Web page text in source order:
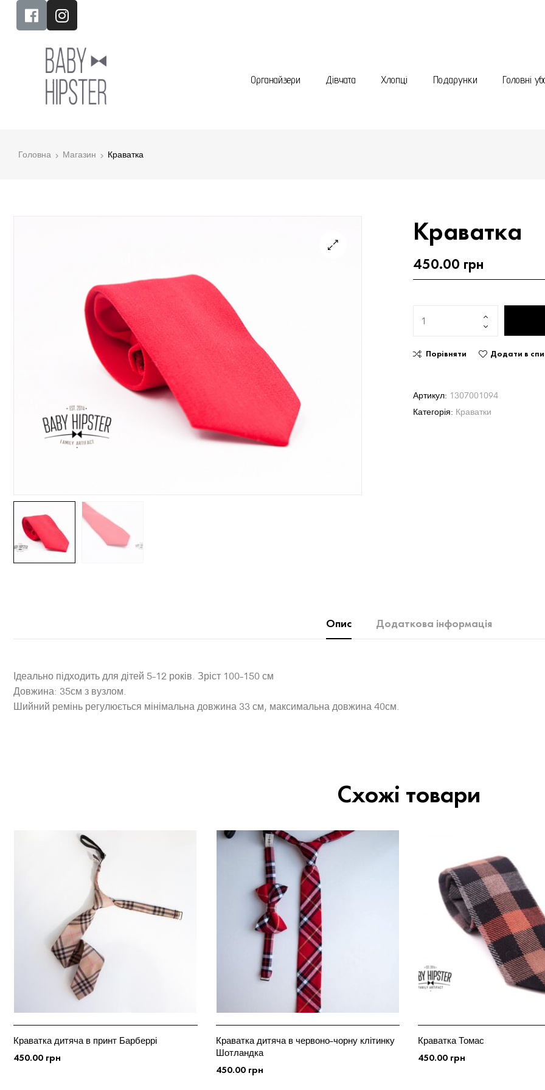
Органайзери Дівчата Хлопці Подарунки Головні
Головна Магазин Краватка
Краватка
450.00 грн
Порівняти Додати в
Артикул: 1307001094
Категорія: Краватки
Опис Додаткова інформація
Ідеально підходить для дітей 5-12 років. Зріст 100-150 см
Довжина: 35см з вузлом.
Шийний ремінь регулюється мінімальна довжина 33 см, максимальна довжина 40см.
Схожі товари
Краватка дитяча в принт Барберрі
450.00 грн
Краватка дитяча в червоно-чорну клітинку
Шотландка
450.00 грн
Краватка Томас
450.00 грн